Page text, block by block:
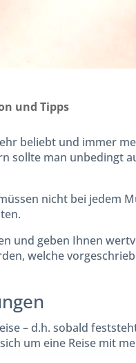
und Tipps
beliebt und immer
sollte man unbedingt
nicht bei jedem
und geben Ihnen
welche
– d.h. sobald
um eine Reise mit